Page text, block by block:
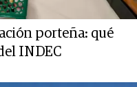
porteña: qué
INDEC